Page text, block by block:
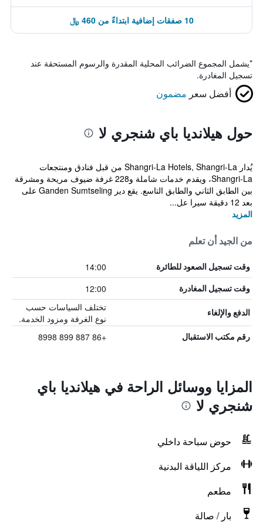
10 صفقات إضافية ابتداءً من 460 ﷼
*يشمل المجموع الضرائب المحلية المقدرة والرسوم المستحقة عند
تسجيل المغادرة.
أفضل سعر مضمون
حول هيلانديا باي شنجري لا
يُدار Shangri-La Hotels, Shangri-La من قبل فنادق ومنتجعات
Shangri-La، ويقدم خدمات شاملة و228 غرفة ضيوف مريحة ومشرقة
بين الطابق الثاني والطابق التاسع. يقع دير Ganden Sumtseling على
بعد 12 دقيقة سيرا عل...
المزيد
من الجيد أن تعلم
وقت تسجيل الصعود للطائرة 14:00
وقت تسجيل المغادرة 12:00
الدفع والإلغاء
تختلف السياسات حسب
نوع الغرفة ومزود الخدمة.
رقم مكتب الاستقبال +86 887 899 8998
المزايا ووسائل الراحة في هيلانديا باي
شنجري لا
حوض سباحة داخلي
مركز اللياقة البدنية
مطعم
بار / صالة